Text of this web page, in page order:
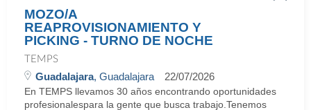
MOZO/A
REAPROVISIONAMIENTO Y
PICKING - TURNO DE NOCHE
TEMPS
Guadalajara, Guadalajara 22/07/2026
En TEMPS llevamos 30 años encontrando oportunidades
profesionalespara la gente que busca trabajo.Tenemos